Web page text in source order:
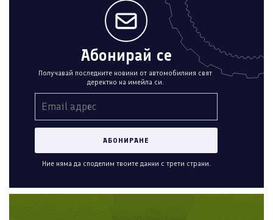
Абонирай се
Получавай последните новини от автомобилния свят
деректно на имейла си.
Ние няма да споделим твоите данни с трети страни.